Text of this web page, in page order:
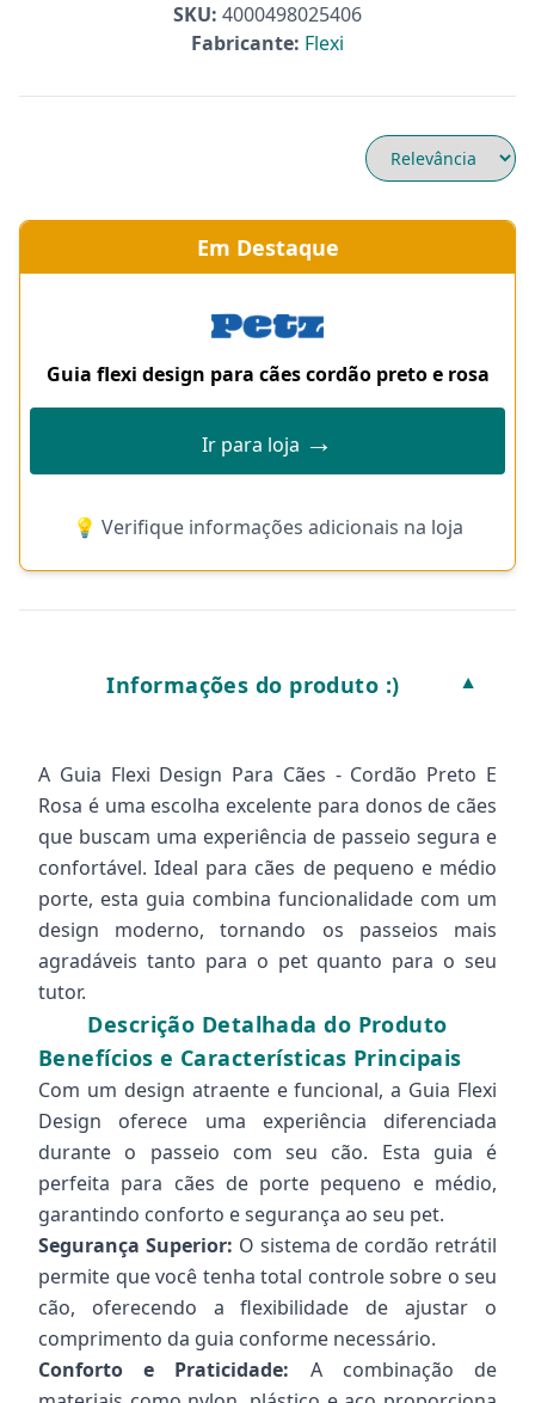
SKU: 4000498025406
Fabricante: Flexi
Em Destaque
Guia flexi design para cães cordão preto e rosa
Ir para loja →
💡 Verifique informações adicionais na loja
Informações do produto :) ▼
A Guia Flexi Design Para Cães - Cordão Preto E
Rosa é uma escolha excelente para donos de cães
que buscam uma experiência de passeio segura e
confortável. Ideal para cães de pequeno e médio
porte, esta guia combina funcionalidade com um
design moderno, tornando os passeios mais
agradáveis tanto para o pet quanto para o seu
tutor.
Descrição Detalhada do Produto
Benefícios e Características Principais
Com um design atraente e funcional, a Guia Flexi
Design oferece uma experiência diferenciada
durante o passeio com seu cão. Esta guia é
perfeita para cães de porte pequeno e médio,
garantindo conforto e segurança ao seu pet.
Segurança Superior: O sistema de cordão retrátil
permite que você tenha total controle sobre o seu
cão, oferecendo a flexibilidade de ajustar o
comprimento da guia conforme necessário.
Conforto e Praticidade: A combinação de